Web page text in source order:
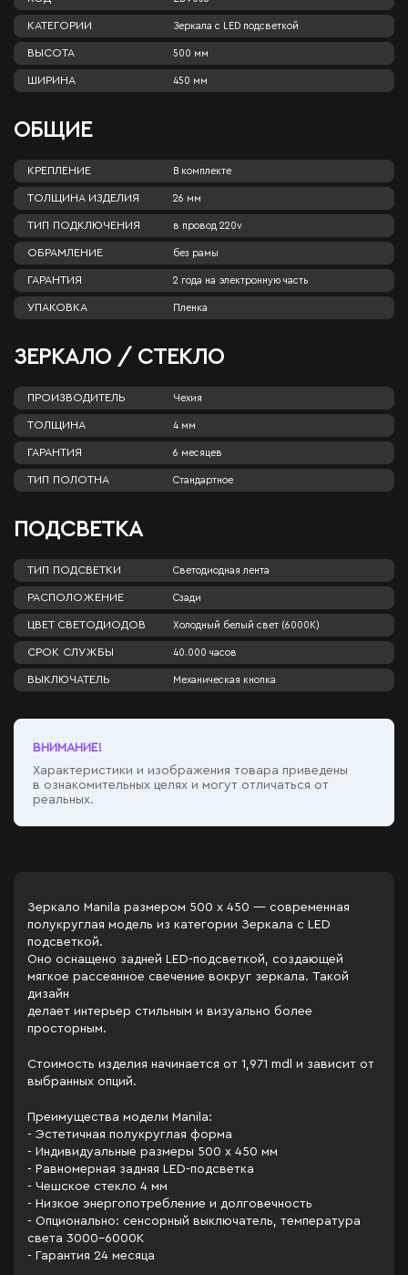
КАТЕГОРИИ Зеркала c LED подсветкой
ВЫСОТА 500 мм
ШИРИНА 450 мм
ОБЩИЕ
КРЕПЛЕНИЕ В комплекте
ТОЛЩИНА ИЗДЕЛИЯ 26 мм
ТИП ПОДКЛЮЧЕНИЯ в провод 220v
ОБРАМЛЕНИЕ без рамы
ГАРАНТИЯ 2 года на электронную часть
УПАКОВКА Пленка
ЗЕРКАЛО / СТЕКЛО
ПРОИЗВОДИТЕЛЬ Чехия
ТОЛЩИНА 4 мм
ГАРАНТИЯ 6 месяцев
ТИП ПОЛОТНА Стандартное
ПОДСВЕТКА
ТИП ПОДСВЕТКИ Светодиодная лента
РАСПОЛОЖЕНИЕ Сзади
ЦВЕТ СВЕТОДИОДОВ Холодный белый свет (6000К)
СРОК СЛУЖБЫ 40.000 часов
ВЫКЛЮЧАТЕЛЬ Механическая кнопка
ВНИМАНИЕ!
Характеристики и изображения товара приведены
в ознакомительных целях и могут отличаться от
реальных.
Зеркало Manila размером 500 x 450 — современная
полукруглая модель из категории Зеркала c LED
подсветкой.
Оно оснащено задней LED-подсветкой, создающей
мягкое рассеянное свечение вокруг зеркала. Такой
дизайн
делает интерьер стильным и визуально более
просторным.
Стоимость изделия начинается от 1,971 mdl и зависит от
выбранных опций.
Преимущества модели Manila:
- Эстетичная полукруглая форма
- Индивидуальные размеры 500 x 450 мм
- Равномерная задняя LED-подсветка
- Чешское стекло 4 мм
- Низкое энергопотребление и долговечность
- Опционально: сенсорный выключатель, температура
света 3000–6000K
- Гарантия 24 месяца